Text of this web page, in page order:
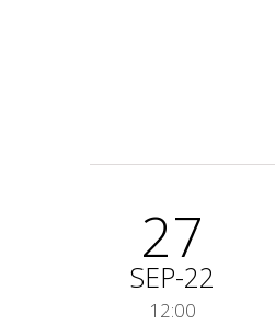
27
SEP-22
12:00